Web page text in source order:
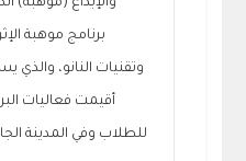
والإبداع (موهبة)
برنامج موهبة
أقيمت فعاليات
للطلاب وفي المدينة